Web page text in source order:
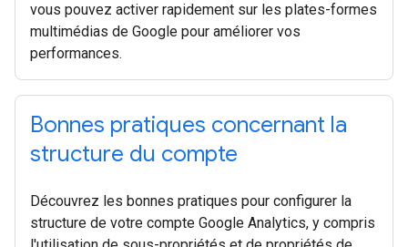
vous pouvez activer rapidement sur les plates-formes
multimédias de Google pour améliorer vos
performances.
Bonnes pratiques concernant la
structure du compte
Découvrez les bonnes pratiques pour configurer la
structure de votre compte Google Analytics, y compris